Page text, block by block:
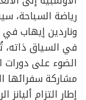
رياضة السباحة،
وناردين إيهاب
في السياق
الضوء على دورات
مشاركة سفرائها
إطار التزام